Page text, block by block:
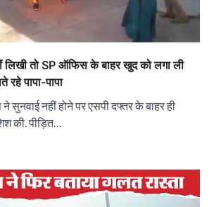
लिखी तो SP ऑफिस के बाहर खुद को लगा ली
पापा-पापा
सुनवाई नहीं होने पर एसपी दफ्तर के बाहर ही
की. पीड़ित…